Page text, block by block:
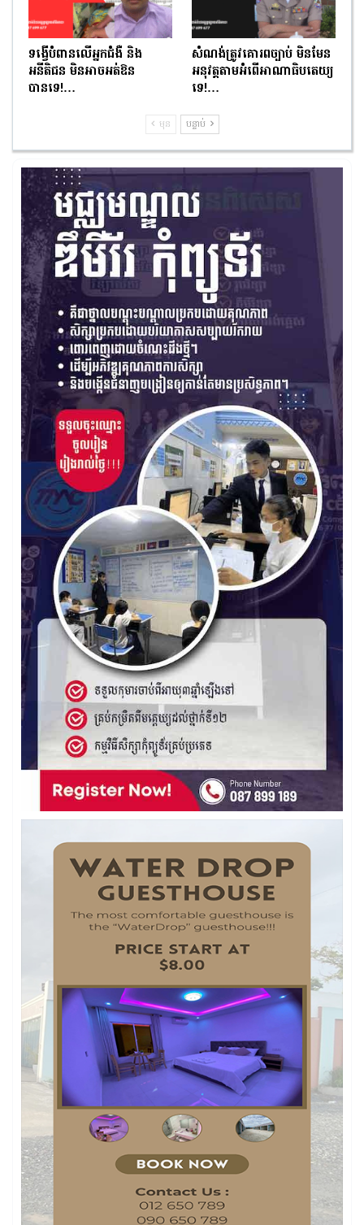
ទង្វើបំពានលើអ្នកជំងឺ និង
អនីតិជន មិនអាចអត់ឱន
បានទេ!…
សំណង់ត្រូវគោរពច្បាប់ មិនមែន
អនុវត្តតាមអំពើអាណាធិបតេយ្យ
ទេ!…
មុន បន្ទាប់